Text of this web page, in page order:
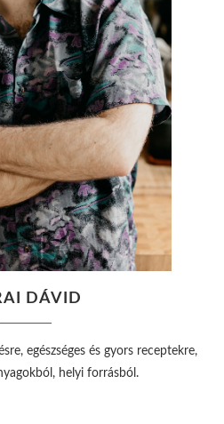
DÁVID
egészséges és gyors receptekre,
helyi forrásból.